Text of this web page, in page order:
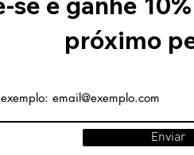
próximo
Enviar